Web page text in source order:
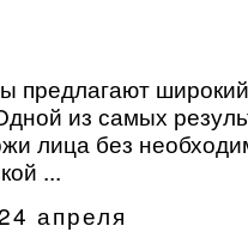
предлагают
из самых
лица без
...
апреля